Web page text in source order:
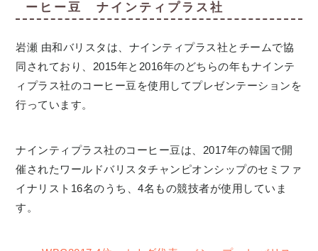
ーヒー豆 ナインティプラス社
岩瀬 由和バリスタは、ナインティプラス社とチームで協
同されており、2015年と2016年のどちらの年もナインテ
ィプラス社のコーヒー豆を使用してプレゼンテーションを
行っています。
ナインティプラス社のコーヒー豆は、2017年の韓国で開
催されたワールドバリスタチャンピオンシップのセミファ
イナリスト16名のうち、4名もの競技者が使用していま
す。